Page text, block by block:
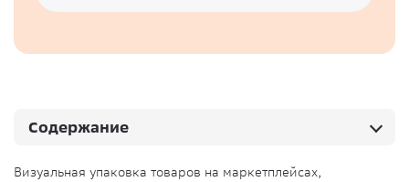
Визуальная упаковка товаров на маркетплейсах,
Содержание